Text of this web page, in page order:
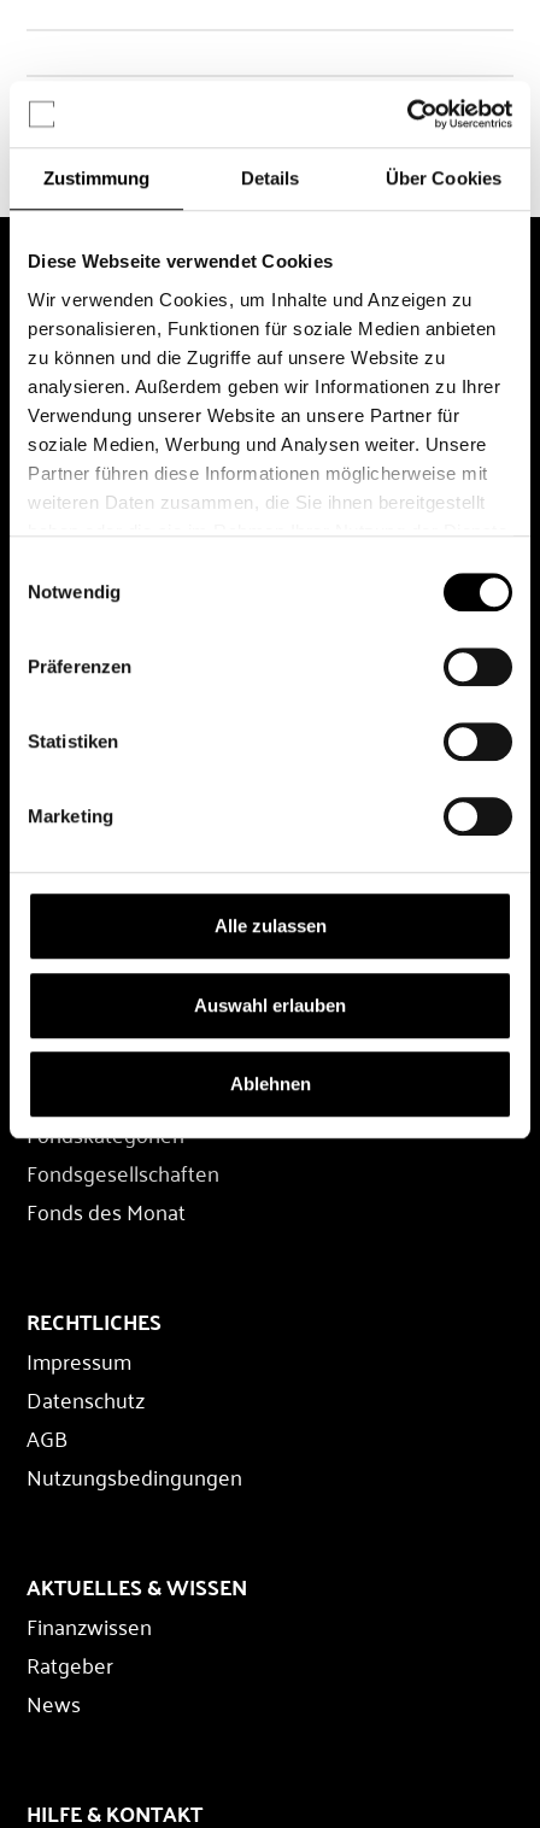
Zustimmung Details Über Cookies
Diese Webseite verwendet Cookies
Wir verwenden Cookies, um Inhalte und Anzeigen zu
personalisieren, Funktionen für soziale Medien anbieten
zu können und die Zugriffe auf unsere Website zu
analysieren. Außerdem geben wir Informationen zu Ihrer
Verwendung unserer Website an unsere Partner für
soziale Medien, Werbung und Analysen weiter. Unsere
Partner führen diese Informationen möglicherweise mit
weiteren Daten zusammen, die Sie ihnen bereitgestellt
Notwendig
Präferenzen
Statistiken
Marketing
Alle zulassen
Auswahl erlauben
Ablehnen
Chancen & Risiken
Das erste Depot in Österreich mit 0€ Kontoführung,
0€ Ausgabeaufschlag und 0€ Depotgebühren bei
knapp 2000 Fonds und 0€ Orderspesen.
All rights reserved.
Depot eröffnen
Depot übertragen
Konditionen
FONDS
Fondskategorien
Fondsgesellschaften
Fonds des Monat
RECHTLICHES
Impressum
Datenschutz
AGB
Nutzungsbedingungen
AKTUELLES & WISSEN
Finanzwissen
Ratgeber
News
HILFE & KONTAKT